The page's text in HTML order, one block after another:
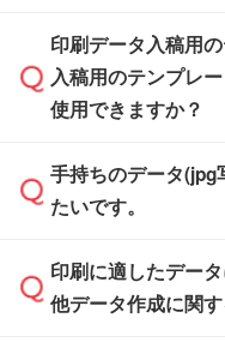
※土日祝日を除く
※沖縄・離島は追
ザインソフトがな
また、「データ作
せいただければ、
タを1点作成いたし
Illustratorや
ザインソフトでこ
い方は、完全デー
積・ご注文フォー
ください。
ご入稿後は経験豊
がないかチェック
刷に進みますので
印刷データ入稿用
入稿用のテンプレ
使用できますか？
一部商品は入稿用
ます。各商品ペー
入稿用のテンプレ
Illustratorや
手持ちのデータ(jpg
たいです。
印刷に適したデー
タッフが事前に確
印刷に適したデー
他データ作成に関